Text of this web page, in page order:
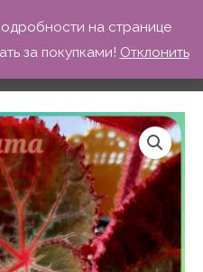
на странице
за покупками! Отклонить
КА-Злата
₽